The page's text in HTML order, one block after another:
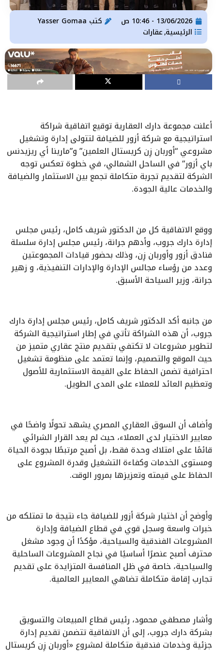
13/06/2026 - 10:46 ص كتب
الرئيسية, عقارات
أعلنت مجموعة دارك العقارية توقيع اتفاقية شراكة
استراتيجية مع شركة أزور للضيافة لتتولى إدارة وتشغيل
مشروعي “أوربان زِن كريستال العلمين” و”مارينا أي ريزيدنس
باي أزور” في الساحل الشمالي، في خطوة تعكس توجه
الشركة لتقديم تجربة متكاملة تجمع بين الاستثمار والضيافة
والخدمات عالية الجودة.
ووقع الاتفاقية كل من الدكتور شريف كامل، رئيس مجلس
إدارة دارك جروب، وأدهم جرانة، رئيس مجلس إدارة سلسلة
فنادق أزور وأوربان زِن، وذلك بحضور قيادات المجموعتين
وعدد من رؤساء مجالس الإدارة والإدارات التنفيذية، و زهير
جرانة، وزير السياحة الأسبق.
من جانبه أكد الدكتور شريف كامل، رئيس مجلس إدارة دارك
جروب، أن هذه الشراكة تأتي في إطار استراتيجية الشركة
لتطوير مشروعات لا تكتفي بتقديم منتج عقاري متميز من
حيث الموقع والتصميم، وإنما تعتمد على منظومة تشغيل
احترافية تضمن الحفاظ على القيمة الاستثمارية للأصول
وتعظيم العائد للعملاء على المدى الطويل.
وأضاف أن السوق العقاري المصري يشهد تحولًا واضحًا في
معايير الاختيار لدى العملاء، حيث لم يعد القرار الشرائي
قائمًا على امتلاك وحدة فقط، بل أصبح مرتبطًا بجودة الحياة
ومستوى الخدمات وكفاءة التشغيل وقدرة المشروع على
الحفاظ على قيمته وتعزيزها بمرور الوقت.
وأوضح أن اختيار شركة أزور للضيافة جاء نتيجة ما تمتلكه من
خبرات واسعة وسجل قوي في قطاع الضيافة وإدارة
المشروعات الفندقية والسياحية، مؤكدًا أن وجود مشغل
محترف أصبح عنصرًا أساسيًا في نجاح المشروعات الساحلية
والسياحية، خاصة في ظل المنافسة المتزايدة على تقديم
تجارب إقامة متكاملة تضاهي المعايير العالمية.
وأشار مصطفى محمود، رئيس قطاع المبيعات والتسويق
بشركة دارك جروب، إلى أن الاتفاقية تتضمن تقديم إدارة
جزئية وخدمات فندقية متكاملة لمشروع «أوربان زِن كريستال